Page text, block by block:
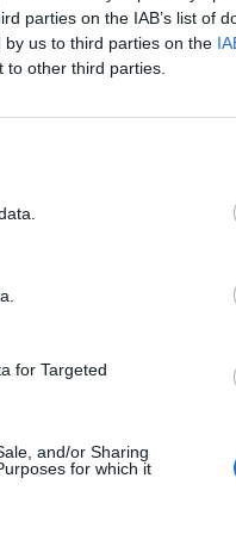
parties on the IAB’s list of
us to third parties on the
other third parties.
for Targeted
and/or Sharing
for which it
“canestrello bollito
il marchio “Dolci
razza piemontese” e al